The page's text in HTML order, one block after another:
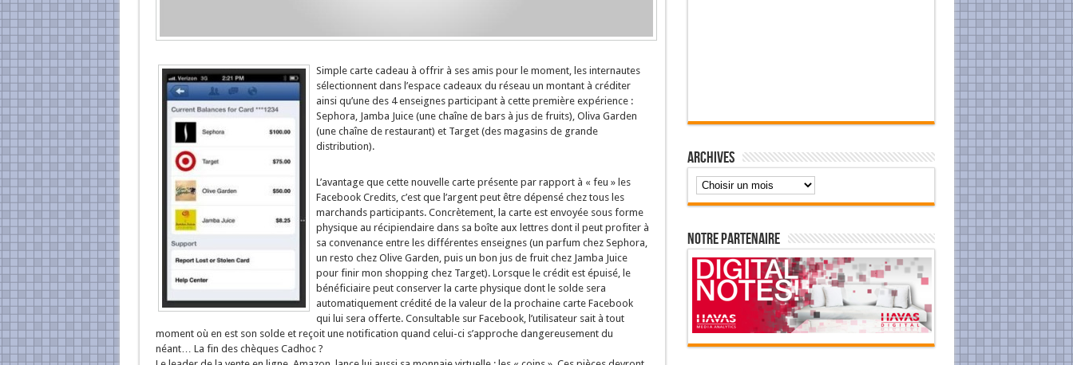
Simple carte cadeau à offrir à ses amis pour le moment, les internautes
sélectionnent dans l’espace cadeaux du réseau un montant à créditer
ainsi qu’une des 4 enseignes participant à cette première expérience :
Sephora, Jamba Juice (une chaîne de bars à jus de fruits), Oliva Garden
(une chaîne de restaurant) et Target (des magasins de grande
distribution).
L’avantage que cette nouvelle carte présente par rapport à « feu » les
Facebook Credits, c’est que l’argent peut être dépensé chez tous les
marchands participants. Concrètement, la carte est envoyée sous forme
physique au récipiendaire dans sa boîte aux lettres dont il peut profiter à
sa convenance entre les différentes enseignes (un parfum chez Sephora,
un resto chez Olive Garden, puis un bon jus de fruit chez Jamba Juice
pour finir mon shopping chez Target). Lorsque le crédit est épuisé, le
bénéficiaire peut conserver la carte physique dont le solde sera
automatiquement crédité de la valeur de la prochaine carte Facebook
qui lui sera offerte. Consultable sur Facebook, l’utilisateur sait à tout
moment où en est son solde et reçoit une notification quand celui-ci s’approche dangereusement du
néant… La fin des chèques Cadhoc ?
Archives
Notre Partenaire